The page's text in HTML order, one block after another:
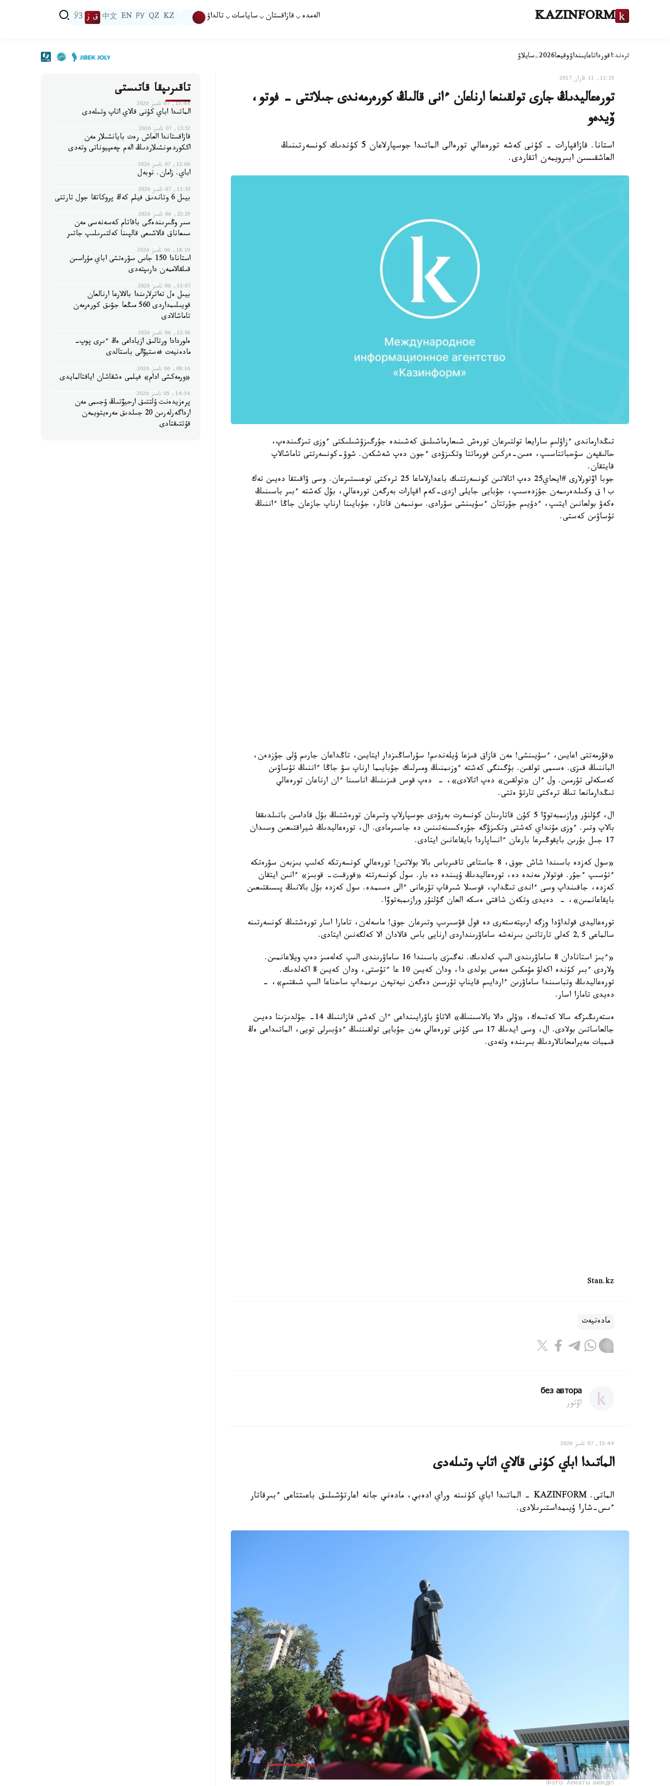
KAZINFORM الەمدە قازاقستان ساياسات تالداۋ KZ
QZ
РУ
EN
中文 ق ز ЎЗ
ترەند:اقورداتاعايىنداۋوقيعا2026-سايلاۋ
11:15, 11 قازان 2017
تورەعاليدىڭ جارى تولقىنعا ارناعان ءانى قالىڭ كورەرمەندى جىلاتتى - فوتو،
ۆيدەو
استانا. قازاقپارات - كۇنى كەشە تورەعالي تورەالى الماتىدا جوسپارلاعان 5 كۇندىك كونسەرتىنىڭ
العاشقىسىن ابىرويمەن اتقاردى.
تىڭدارماندى ءزاۋلىم سارايعا تولتىرعان تورەش شىعارماشىلىق كەشىندە جۇرگىزۋشىلىكتى ءوزى تىزگىندەپ،
حالىقپەن سۇحباتتاسىپ، ەمىن-ەركىن فورماتتا وتكىزۋدى ءجون دەپ شەشكەن. شوۋ-كونسەرتتى تاماشالاپ
قايتقان.
جوبا اۆتورلارى #ايحاي25 دەپ اتالاتىن كونسەرتتىك باعدارلاماعا 25 ترەكتى توعىستىرعان. وسى ۋاقىتقا دەيىن تەك
ب ا ق وكىلدەرىمەن جۇزدەسىپ، جۇبايى جايلى ازدى-كەم اقپارات بەرگەن تورەعالي، بۇل كەشتە ءبىر باسىنىڭ
ەكەۋ بولعانىن ايتىپ، ءدۇيىم جۇرتتان ءسۇيىنشى سۇرادى. سونىمەن قاتار، جۇبايىنا ارناپ جازعان جاڭا ءاننىڭ
تۇساۋىن كەستى.
«قۇرمەتتى اعايىن، ءسۇيىنشى! مەن قازاق قىزعا ۇيلەندىم! سۇراساڭىزدار ايتايىن، تاڭداعان جارىم ۇلى جۇزدەن،
الباننىڭ قىزى. ەسىمى تولقىن. بۇگىنگى كەشتە ءوزىمنىڭ ومىرلىك جۇبايىما ارناپ سۋ جاڭا ءاننىڭ تۇساۋىن
كەسكەلى تۇرمىن. ول ءان «تولقىن» دەپ اتالادى»، - دەپ قوس قىزىنىڭ اناسىنا ءان ارناعان تورەعالي
تىڭدارمانعا تىڭ ترەكتى تارتۋ ەتتى.
ال، گۇلنۇر ورازىمبەتوۆا 5 كۇن قاتارىنان كونسەرت بەرۋدى جوسپارلاپ وتىرعان تورەشتىڭ بۇل قادامىن باتىلدىققا
بالاپ وتىر. ءوزى مۇنداي كەشتى وتكىزۋگە جۇرەكسىنەتىنىن دە جاسىرمادى. ال، تورەعاليدىڭ شيراقتىعىن وسىدان
17 جىل بۇرىن بايقوڭىرعا بارعان ءانساپاردا بايقاعانىن ايتادى.
«سول كەزدە باسىندا شاش جوق، 8 جاستاعى تاقىرباس بالا بولاتىن! تورەعالي كونسەرتكە كەلىپ بىزبەن سۋرەتكە
ءتۇسىپ ءجۇر. فوتولار مەندە دە، تورەعاليدىڭ ۇيىندە دە بار. سول كونسەرتتە «قورقىت- قوبىز» ءانىن ايتقان
كەزدە، جاقىنداپ وسى ءاندى تىڭداپ، قوسىلا شىرقاپ تۇرعانى ءالى ەسىمدە. سول كەزدە بۇل بالانىڭ پىسىقتىعىن
بايقاعانمىن»، - دەيدى وتكەن شاقتى ەسكە العان گۇلنۇر ورازىمبەتوۆا.
تورەعاليدى قولداۋدا وزگە ارىپتەستەرى دە قول قۋسىرىپ وتىرعان جوق! ماسەلەن، تامارا اسار تورەشتىڭ كونسەرتىنە
سالماعى 2,5 كەلى تارتاتىن بىرنەشە ساماۋرىنداردى ارنايى باس قالادان الا كەلگەنىن ايتادى.
«ءبىز استانادان 8 ساماۋرىندى الىپ كەلدىك. نەگىزى باسىندا 16 ساماۋرىندى الىپ كەلەمىز دەپ ويلاعانمىن.
ولاردى ءبىر كۇندە اكەلۋ مۇمكىن ەمەس بولدى دا، ودان كەيىن 10 عا ءتۇستى، ودان كەيىن 8 اكەلدىك.
تورەعاليدىڭ وتباسىندا ساماۋرىن ءاردايىم قايناپ تۇرسىن دەگەن نيەتپەن ىرىمداپ ساحناعا الىپ شىقتىم»، -
دەيدى تامارا اسار.
ەستەرىڭىزگە سالا كەتسەك، «ۇلى دالا بالاسىنىڭ» الاتاۋ باۋرايىنداعى ءان كەشى قازاننىڭ 14- جۇلدىزىنا دەيىن
جالعاساتىن بولادى. ال، وسى ايدىڭ 17 سى كۇنى تورەعالي مەن جۇبايى تولقىننىڭ ءدۇبىرلى تويى، الماتىداعى ەڭ
قىمبات مەيرامحانالاردىڭ بىرىندە وتەدى.
Stan.kz
مادەنيەت
без автора
اۆتور
15:44, 07 تامىز 2026
الماتىدا اباي كۇنى قالاي اتاپ وتىلەدى
الماتى. KAZINFORM - الماتىدا اباي كۇنىنە وراي ادەبي، مادەني جانە اعارتۋشىلىق باعىتتاعى ءبىرقاتار
ءىس-شارا ۇيىمداستىرىلادى.
Фото: Алматы әкімдігі
تاقىرىپقا قاتىستى
15:44, 07 تامىز 2026
الماتىدا اباي كۇنى قالاي اتاپ وتىلەدى
13:52, 07 تامىز 2026
قازاقستاندا العاش رەت بايانشىلار مەن
اككوردەونشىلاردىڭ الەم چەمپيوناتى وتەدى
12:06, 07 تامىز 2026
اباي. زامان. نوبەل
11:53, 07 تامىز 2026
بيىل 6 وتاندىق فيلم كەڭ پروكاتقا جول تارتتى
22:29, 06 تامىز 2026
سىر وڭىرىندەگى باقاتام كەسەنەسى مەن
سىعاناق قالاشىعى قالپىنا كەلتىرىلىپ جاتىر
18:10, 06 تامىز 2026
استانادا 150 جاس سۋرەتشى اباي مۇراسىن
قىلقالاممەن دارىپتەدى
13:07, 06 تامىز 2026
بيىل ەل تەاترلارىندا بالالارعا ارنالعان
قويىلىمداردى 560 مىڭعا جۋىق كورەرمەن
تاماشالادى
12:56, 06 تامىز 2026
ەلوردادا ورتالىق ازياداعى ەڭ ءىرى پوپ-
مادەنيەت فەستيۆالى باستالدى
08:16, 06 تامىز 2026
«ورمەكشى ادام» فيلمى ەشقاشان اياقتالمايدى
14:54, 05 تامىز 2026
پرەزيدەنت ۇلتتىق ارحيۆتىڭ ۇجىمى مەن
ارداگەرلەرىن 20 جىلدىق مەرەيتويمەن
قۇتتىقتادى